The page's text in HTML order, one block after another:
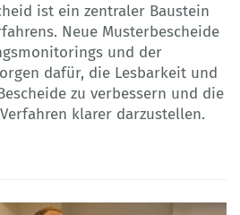
ist ein zentraler Baustein
Neue Musterbescheide
und der
dafür, die Lesbarkeit und
zu verbessern und die
klarer darzustellen.